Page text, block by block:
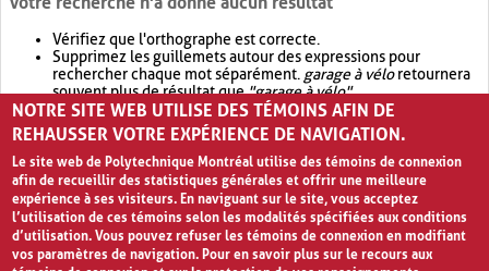
Vérifiez que l'orthographe est correcte.
Supprimez les guillemets autour des expressions pour
rechercher chaque mot séparément. garage à véloretournera
souvent plus de résultat que"garage à vélo".
Envisagez d'élargir votre recherche avec OR.garage OR vélo
retournera souvent plus de résultat quegarage à vélo
NOTRE SITE WEB UTILISE DES TÉMOINS AFIN DE
REHAUSSER VOTRE EXPÉRIENCE DE NAVIGATION.
Le site web de Polytechnique Montréal utilise des témoins de connexion
afin de recueillir des statistiques générales et offrir une meilleure
expérience à ses visiteurs. En naviguant sur le site, vous acceptez
l’utilisation de ces témoins selon les modalités spécifiées aux conditions
d’utilisation. Vous pouvez refuser les témoins de connexion en modifiant
vos paramètres de navigation. Pour en savoir plus sur le recours aux